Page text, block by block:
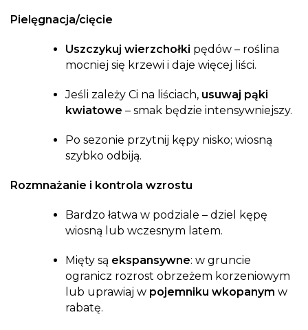
Pielęgnacja/cięcie
Uszczykuj wierzchołki pędów – roślina
mocniej się krzewi i daje więcej liści.
Jeśli zależy Ci na liściach, usuwaj pąki
kwiatowe – smak będzie intensywniejszy.
Po sezonie przytnij kępy nisko; wiosną
szybko odbiją.
Rozmnażanie i kontrola wzrostu
Bardzo łatwa w podziale – dziel kępę
wiosną lub wczesnym latem.
Mięty są ekspansywne: w gruncie
ogranicz rozrost obrzeżem korzeniowym
lub uprawiaj w pojemniku wkopanym w
rabatę.